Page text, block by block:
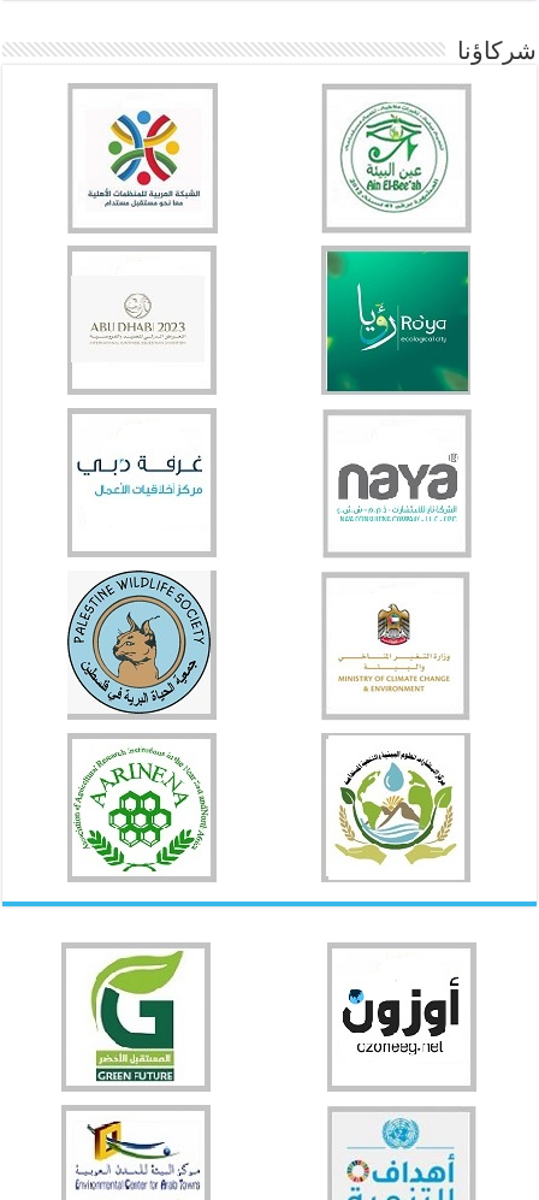
شركاؤنا